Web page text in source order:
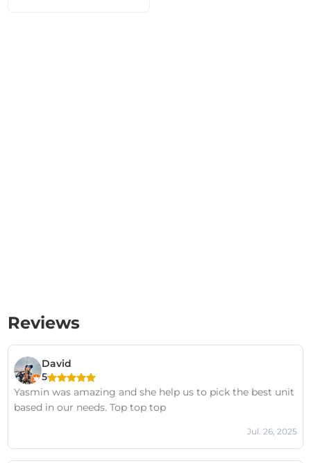
Reviews
David
5
Yasmin was amazing and she help us to pick the best unit
based in our needs. Top top top
Jul. 26, 2025